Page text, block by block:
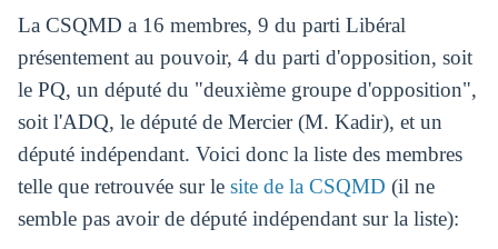
La CSQMD a 16 membres, 9 du parti Libéral
présentement au pouvoir, 4 du parti d'opposition, soit
le PQ, un député du "deuxième groupe d'opposition",
soit l'ADQ, le député de Mercier (M. Kadir), et un
député indépendant. Voici donc la liste des membres
telle que retrouvée sur le site de la CSQMD (il ne
semble pas avoir de député indépendant sur la liste):